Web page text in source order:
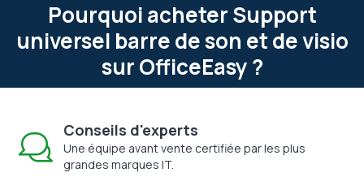
Pourquoi acheter Support
universel barre de son et de visio
sur OfficeEasy ?
Conseils d'experts
Une équipe avant vente certifiée par les plus
grandes marques IT.